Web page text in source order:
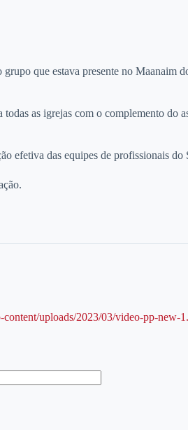
que estava presente no Maanaim
as igrejas com o complemento do
efetiva das equipes de profissionais
uploads/2023/03/video-pp-new-